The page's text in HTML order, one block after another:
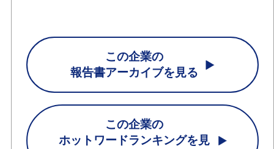
この企業の
報告書アーカイブを見る
この企業の
ホットワードランキングを見